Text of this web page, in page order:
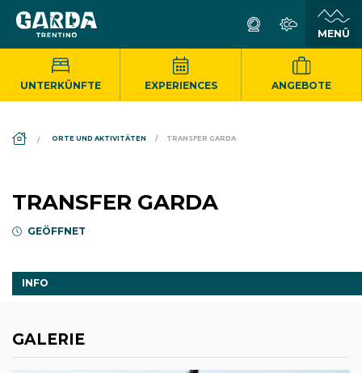
UNTERKÜNFTE EXPERIENCES ANGEBOTE
ORTE UND AKTIVITÄTEN TRANSFER GARDA
TRANSFER GARDA
GEÖFFNET
INFO
GALERIE